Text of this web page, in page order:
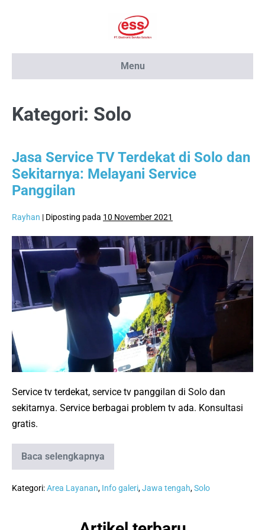
Menu
Kategori: Solo
Jasa Service TV Terdekat di Solo dan
Sekitarnya: Melayani Service
Panggilan
Rayhan | Diposting pada 10 November 2021
Jasa
Service
TV
Terdekat
di
dan
Sekitarnya:
Melayani
Service
Panggilan
Service tv terdekat, service tv panggilan di Solo dan
sekitarnya. Service berbagai problem tv ada. Konsultasi
gratis.
Baca selengkapnya
Jasa
Service
Terdekat
Sekitarnya:
Kategori:Area Layanan, Info galeri,Jawa tengah,Solo